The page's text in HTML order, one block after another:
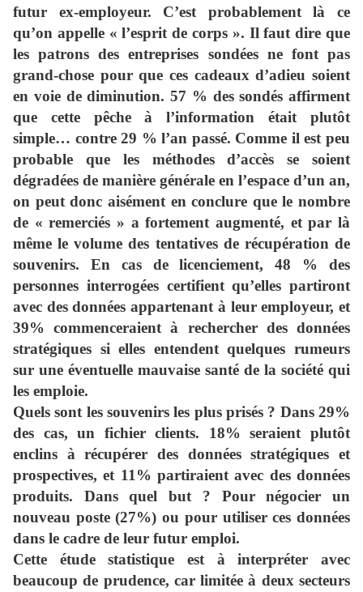
futur ex-employeur. C’est probablement là ce
qu’on appelle « l’esprit de corps ». Il faut dire que
les patrons des entreprises sondées ne font pas
grand-chose pour que ces cadeaux d’adieu soient
en voie de diminution. 57 % des sondés affirment
que cette pêche à l’information était plutôt
simple… contre 29 % l’an passé. Comme il est peu
probable que les méthodes d’accès se soient
dégradées de manière générale en l’espace d’un an,
on peut donc aisément en conclure que le nombre
de « remerciés » a fortement augmenté, et par là
même le volume des tentatives de récupération de
souvenirs. En cas de licenciement, 48 % des
personnes interrogées certifient qu’elles partiront
avec des données appartenant à leur employeur, et
39% commenceraient à rechercher des données
stratégiques si elles entendent quelques rumeurs
sur une éventuelle mauvaise santé de la société qui
les emploie.
Quels sont les souvenirs les plus prisés ? Dans 29%
des cas, un fichier clients. 18% seraient plutôt
enclins à récupérer des données stratégiques et
prospectives, et 11% partiraient avec des données
produits. Dans quel but ? Pour négocier un
nouveau poste (27%) ou pour utiliser ces données
dans le cadre de leur futur emploi.
Cette étude statistique est à interpréter avec
beaucoup de prudence, car limitée à deux secteurs